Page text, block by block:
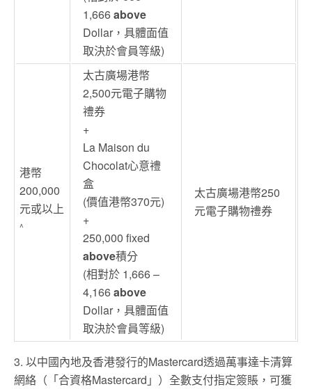
1,666above
Dollar，具體面值
取決於會員等級)
港幣
200,000
元或以上
^
太古廣場港幣
2,500元電子購物
禮券
+
La Maison du
Chocolat心意禮
盒
(價值港幣370元)
+
250,000 fixed
above積分
(相對於 1,666 –
4,166above
Dollar，具體面值
取決於會員等級)
太古廣場港幣250
元電子購物禮券
3. 以中國內地及香港發行的Mastercard透過萬事達卡清算
網絡（「合資格Mastercard」）全數支付指定簽賬，可獲